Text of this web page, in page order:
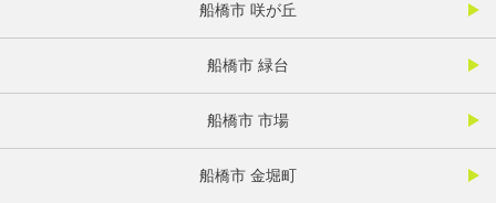
船橋市 咲が丘
船橋市 緑台
船橋市 市場
船橋市 金堀町